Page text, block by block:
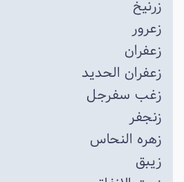
زرنیخ
زعرور
زعفران
زعفران الحدید
زغب سفرجل
زنجفر
زهره النحاس
زیبق